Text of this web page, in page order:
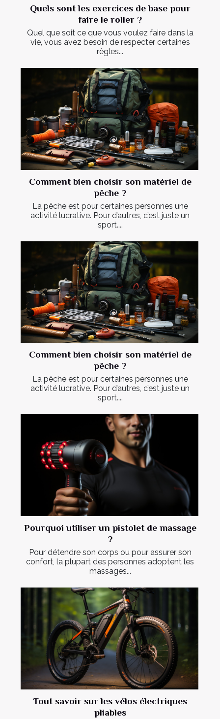
Quels sont les exercices de base pour
faire le roller ?
Quel que soit ce que vous voulez faire dans la
vie, vous avez besoin de respecter certaines
règles...
Comment bien choisir son matériel de
pêche ?
La pêche est pour certaines personnes une
activité lucrative. Pour d’autres, c’est juste un
sport....
Comment bien choisir son matériel de
pêche ?
La pêche est pour certaines personnes une
activité lucrative. Pour d’autres, c’est juste un
sport....
Pourquoi utiliser un pistolet de massage
?
Pour détendre son corps ou pour assurer son
confort, la plupart des personnes adoptent les
massages...
Tout savoir sur les vélos électriques
pliables